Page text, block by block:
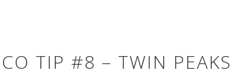
TIP #8 – TWIN PEAKS